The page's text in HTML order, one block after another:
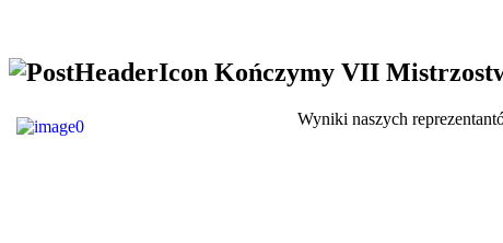
Kończymy VII
Wyniki naszych